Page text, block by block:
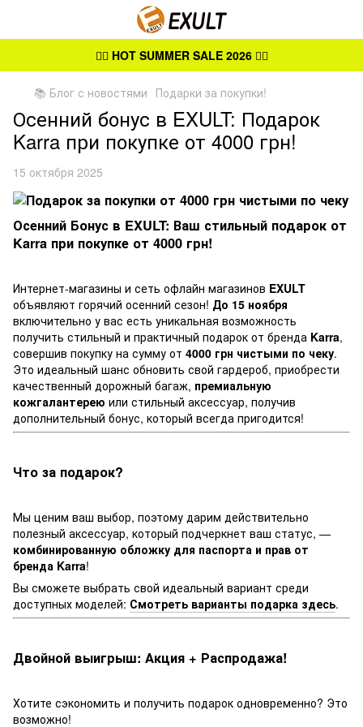
👉🏻 HOT SUMMER SALE 2026👈🏻
📚 Блог с новостями Подарки за покупки!
Осенний бонус в EXULT: Подарок
Karra при покупке от 4000 грн!
15 октября 2025
Осенний Бонус в EXULT: Ваш стильный подарок от
Karra при покупке от 4000 грн!
Интернет-магазины и сеть офлайн магазинов EXULT
объявляют горячий осенний сезон! До 15 ноября
включительно у вас есть уникальная возможность
получить стильный и практичный подарок от бренда Karra,
совершив покупку на сумму от 4000 грн чистыми по чеку.
Это идеальный шанс обновить свой гардероб, приобрести
качественный дорожный багаж, премиальную
кожгалантерею или стильный аксессуар, получив
дополнительный бонус, который всегда пригодится!
Что за подарок?
Мы ценим ваш выбор, поэтому дарим действительно
полезный аксессуар, который подчеркнет ваш статус, —
комбинированную обложку для паспорта и прав от
бренда Karra!
Вы сможете выбрать свой идеальный вариант среди
доступных моделей: Смотреть варианты подарка здесь.
Двойной выигрыш: Акция + Распродажа!
Хотите сэкономить и получить подарок одновременно? Это
возможно!